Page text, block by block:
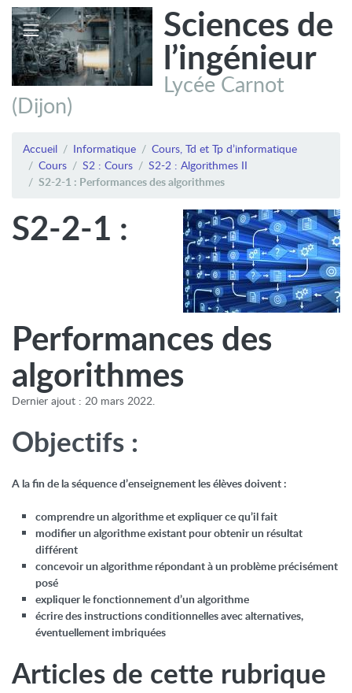
Sciences de
l’ingénieur
Lycée Carnot
(Dijon)
Accueil Informatique
Cours, Td et Tp d’informatique
Cours
S2 : Cours
S2-2 : Algorithmes II
S2-2-1 : Performances des algorithmes
S2-2-1 :
Performances des
algorithmes
Dernier ajout : 20 mars 2022.
Objectifs :
A la fin de la séquence d’enseignement les élèves doivent :
comprendre un algorithme et expliquer ce qu’il fait
modifier un algorithme existant pour obtenir un résultat
différent
concevoir un algorithme répondant à un problème précisément
posé
expliquer le fonctionnement d’un algorithme
écrire des instructions conditionnelles avec alternatives,
éventuellement imbriquées
Articles de cette rubrique